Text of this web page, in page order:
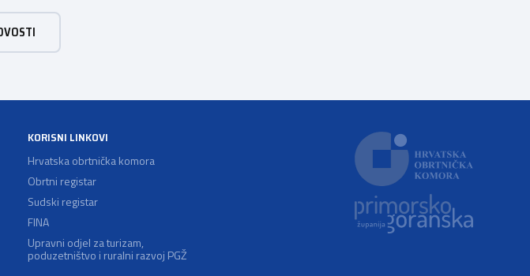
raznolikost i kvalitetu
izlagačku ponudu i ove
[…]
KORISNI LINKOVI
Hrvatska obrtnička komora
Obrtni registar
Sudski registar
FINA
Upravni odjel za turizam,
poduzetništvo i ruralni razvoj PGŽ